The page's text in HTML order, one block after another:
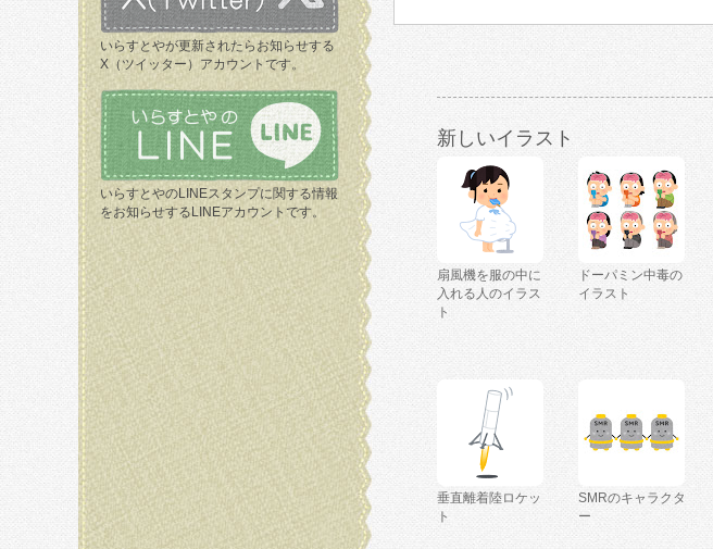
いらすとやが更新されたらお知らせする
X（ツイッター）アカウントです。
いらすとやのLINEスタンプに関する情報
をお知らせするLINEアカウントです。
新しいイラスト
扇風機を服の中に
入れる人のイラス
ト
ドーパミン中毒の
イラスト
垂直離着陸ロケッ
ト
SMRのキャラクタ
ー